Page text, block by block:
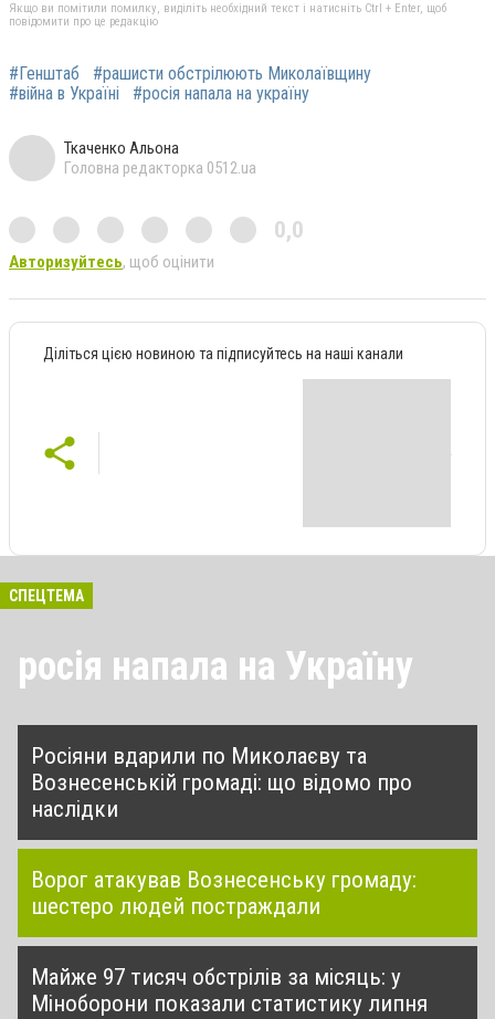
Якщо ви помітили помилку, виділіть необхідний текст і натисніть Ctrl + Enter, щоб
повідомити про це редакцію
#Генштаб
#рашисти обстрілюють Миколаївщину
#війна в Україні
#росія напала на україну
Ткаченко Альона
Головна редакторка 0512.ua
0,0
Авторизуйтесь, щоб оцінити
Діліться цією новиною та підписуйтесь на наші канали
СПЕЦТЕМА
росія напала на Україну
Росіяни вдарили по Миколаєву та
Вознесенській громаді: що відомо про
наслідки
Ворог атакував Вознесенську громаду:
шестеро людей постраждали
Майже 97 тисяч обстрілів за місяць: у
Міноборони показали статистику липня